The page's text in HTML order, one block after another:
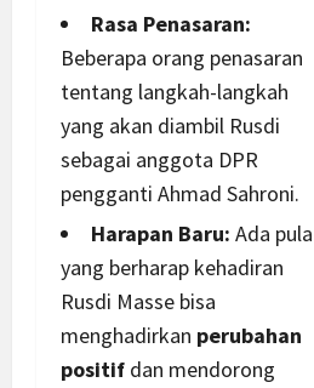
Rasa Penasaran:
Beberapa orang penasaran
tentang langkah-langkah
yang akan diambil Rusdi
sebagai anggota DPR
pengganti Ahmad Sahroni.
Harapan Baru: Ada pula
yang berharap kehadiran
Rusdi Masse bisa
menghadirkan perubahan
positif dan mendorong